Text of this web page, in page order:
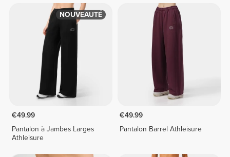
NOUVEAUTÉ
€49.99
Pantalon à Jambes Larges
Athleisure
€49.99
Pantalon Barrel Athleisure